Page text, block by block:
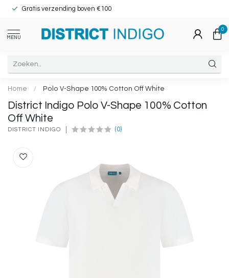
Gratis verzending boven €100
MENU
0
Home / Polo V-Shape 100% Cotton Off White
District Indigo Polo V-Shape 100% Cotton
Off White
DISTRICT INDIGO (0)